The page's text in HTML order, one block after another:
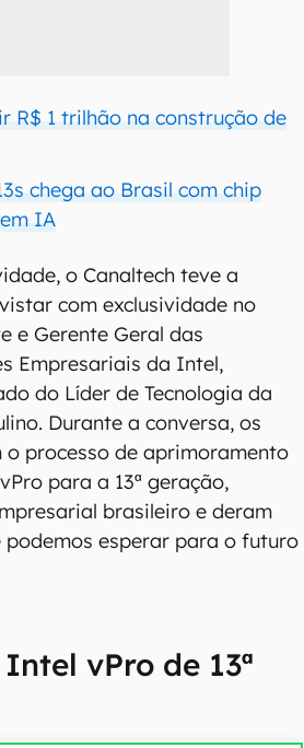
R$ 1 trilhão na construção de
chega ao Brasil com chip
IA
o Canaltech teve a
com exclusividade no
e Gerente Geral das
Empresariais da Intel,
do Líder de Tecnologia da
Durante a conversa, os
processo de aprimoramento
para a 13ª geração,
brasileiro e deram
esperar para o futuro
vPro de 13ª